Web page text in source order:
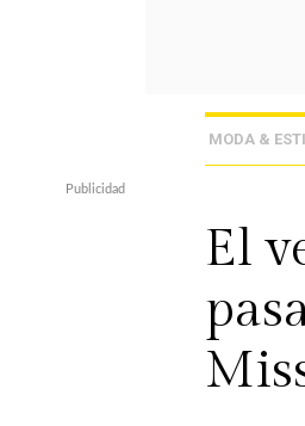
MODA &
El